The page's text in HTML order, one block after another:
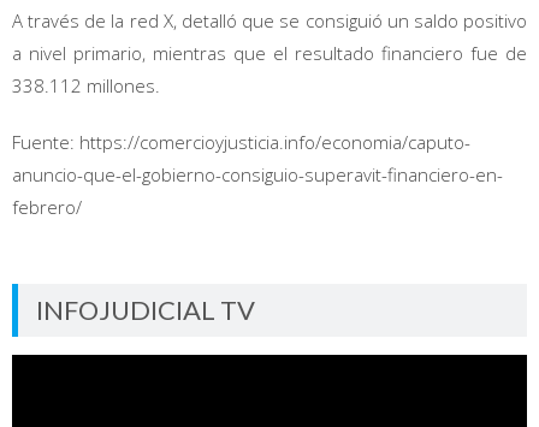
A través de la red X, detalló que se consiguió un saldo positivo
a nivel primario, mientras que el resultado financiero fue de
338.112 millones.
Fuente: https://comercioyjusticia.info/economia/caputo-
anuncio-que-el-gobierno-consiguio-superavit-financiero-en-
febrero/
INFOJUDICIAL TV